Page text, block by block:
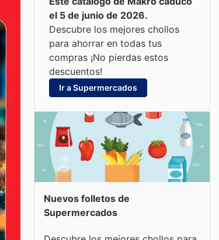
el 5 de junio de 2026.
Descubre los mejores chollos
para ahorrar en todas tus
compras ¡No pierdas estos
descuentos!
Ir a Supermercados
Nuevos folletos de
Supermercados